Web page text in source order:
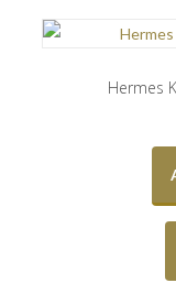
Hermes